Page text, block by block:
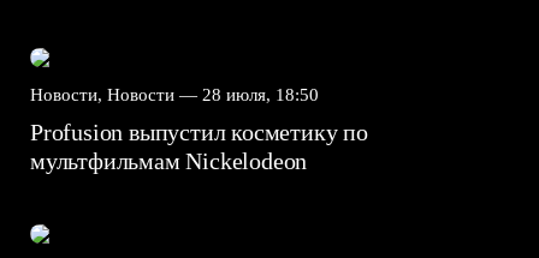
Новости, Новости — 28 июля, 18:50
Profusion выпустил косметику по
мультфильмам Nickelodeon